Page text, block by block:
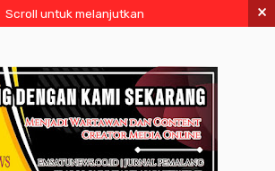
Scroll untuk melanjutkan ×